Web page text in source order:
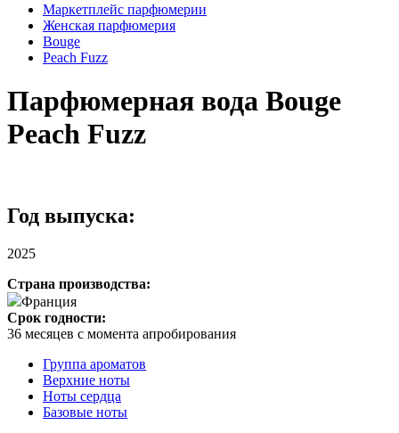
Маркетплейс парфюмерии
Женская парфюмерия
Bouge
Peach Fuzz
Парфюмерная вода Bouge
Peach Fuzz
Год выпуска:
2025
Страна производства:
Франция
Срок годности:
36 месяцев с момента апробирования
Группа ароматов
Верхние ноты
Ноты сердца
Базовые ноты